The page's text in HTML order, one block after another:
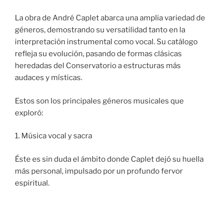
La obra de André Caplet abarca una amplia variedad de
géneros, demostrando su versatilidad tanto en la
interpretación instrumental como vocal. Su catálogo
refleja su evolución, pasando de formas clásicas
heredadas del Conservatorio a estructuras más
audaces y místicas.
Estos son los principales géneros musicales que
exploró:
1. Música vocal y sacra
Éste es sin duda el ámbito donde Caplet dejó su huella
más personal, impulsado por un profundo fervor
espiritual.